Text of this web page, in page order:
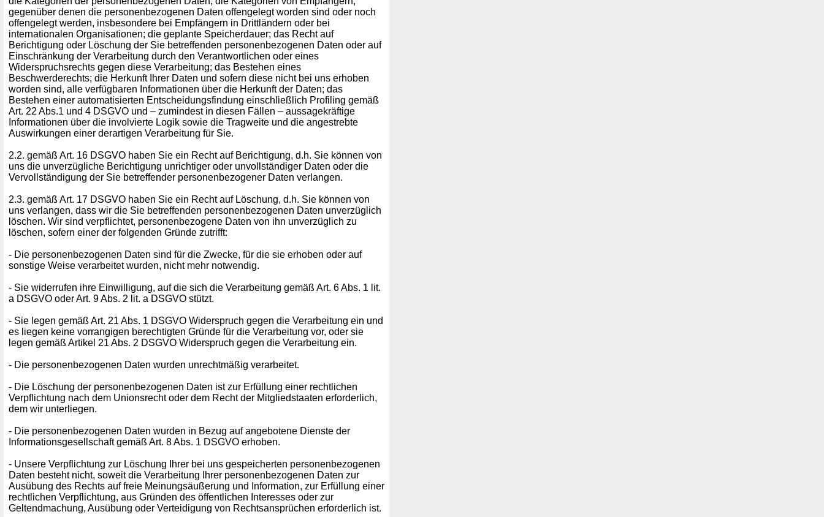
gegenüber denen die personenbezogenen Daten offengelegt worden sind oder noch
offengelegt werden, insbesondere bei Empfängern in Drittländern oder bei
internationalen Organisationen; die geplante Speicherdauer; das Recht auf
Berichtigung oder Löschung der Sie betreffenden personenbezogenen Daten oder auf
Einschränkung der Verarbeitung durch den Verantwortlichen oder eines
Widerspruchsrechts gegen diese Verarbeitung; das Bestehen eines
Beschwerderechts; die Herkunft Ihrer Daten und sofern diese nicht bei uns erhoben
worden sind, alle verfügbaren Informationen über die Herkunft der Daten; das
Bestehen einer automatisierten Entscheidungsfindung einschließlich Profiling gemäß
Art. 22 Abs.1 und 4 DSGVO und – zumindest in diesen Fällen – aussagekräftige
Informationen über die involvierte Logik sowie die Tragweite und die angestrebte
Auswirkungen einer derartigen Verarbeitung für Sie.
2.2. gemäß Art. 16 DSGVO haben Sie ein Recht auf Berichtigung, d.h. Sie können von
uns die unverzügliche Berichtigung unrichtiger oder unvollständiger Daten oder die
Vervollständigung der Sie betreffender personenbezogener Daten verlangen.
2.3. gemäß Art. 17 DSGVO haben Sie ein Recht auf Löschung, d.h. Sie können von
uns verlangen, dass wir die Sie betreffenden personenbezogenen Daten unverzüglich
löschen. Wir sind verpflichtet, personenbezogene Daten von ihn unverzüglich zu
löschen, sofern einer der folgenden Gründe zutrifft:
- Die personenbezogenen Daten sind für die Zwecke, für die sie erhoben oder auf
sonstige Weise verarbeitet wurden, nicht mehr notwendig.
- Sie widerrufen ihre Einwilligung, auf die sich die Verarbeitung gemäß Art. 6 Abs. 1 lit.
a DSGVO oder Art. 9 Abs. 2 lit. a DSGVO stützt.
- Sie legen gemäß Art. 21 Abs. 1 DSGVO Widerspruch gegen die Verarbeitung ein und
es liegen keine vorrangigen berechtigten Gründe für die Verarbeitung vor, oder sie
legen gemäß Artikel 21 Abs. 2 DSGVO Widerspruch gegen die Verarbeitung ein.
- Die personenbezogenen Daten wurden unrechtmäßig verarbeitet.
- Die Löschung der personenbezogenen Daten ist zur Erfüllung einer rechtlichen
Verpflichtung nach dem Unionsrecht oder dem Recht der Mitgliedstaaten erforderlich,
dem wir unterliegen.
- Die personenbezogenen Daten wurden in Bezug auf angebotene Dienste der
Informationsgesellschaft gemäß Art. 8 Abs. 1 DSGVO erhoben.
- Unsere Verpflichtung zur Löschung Ihrer bei uns gespeicherten personenbezogenen
Daten besteht nicht, soweit die Verarbeitung Ihrer personenbezogenen Daten zur
Ausübung des Rechts auf freie Meinungsäußerung und Information, zur Erfüllung einer
rechtlichen Verpflichtung, aus Gründen des öffentlichen Interesses oder zur
Geltendmachung, Ausübung oder Verteidigung von Rechtsansprüchen erforderlich ist.